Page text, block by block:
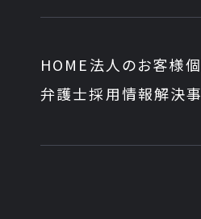
HOME法人のお客様
弁護士採用情報解決